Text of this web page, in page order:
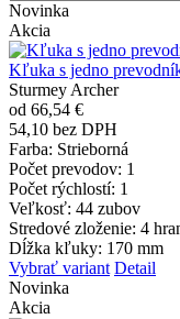
Novinka
Akcia
Kľuka s jedno
Sturmey Archer
od 66,54 €
54,10 bez DPH
Farba: Strieborná
Počet prevodov: 1
Počet rýchlostí: 1
Veľkosť: 44 zubov
Stredové zloženie: 4
Dĺžka kľuky: 170 mm
Vybrať variant Detail
Novinka
Akcia